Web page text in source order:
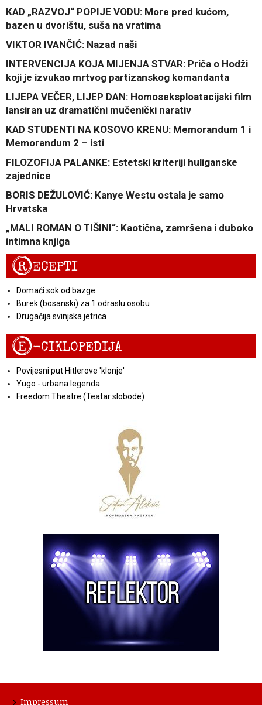
KAD „RAZVOJ“ POPIJE VODU: More pred kućom,
bazen u dvorištu, suša na vratima
VIKTOR IVANČIĆ: Nazad naši
INTERVENCIJA KOJA MIJENJA STVAR: Priča o Hodži
koji je izvukao mrtvog partizanskog komandanta
LIJEPA VEČER, LIJEP DAN: Homoseksploatacijski film
lansiran uz dramatični mučenički narativ
KAD STUDENTI NA KOSOVO KRENU: Memorandum 1 i
Memorandum 2 – isti
FILOZOFIJA PALANKE: Estetski kriteriji huliganske
zajednice
BORIS DEŽULOVIĆ: Kanye Westu ostala je samo
Hrvatska
„MALI ROMAN O TIŠINI“: Kaotična, zamršena i duboko
intimna knjiga
RECEPTI
Domaći sok od bazge
Burek (bosanski) za 1 odraslu osobu
Drugačija svinjska jetrica
E-CIKLOPEDIJA
Povijesni put Hitlerove 'klonje'
Yugo - urbana legenda
Freedom Theatre (Teatar slobode)
Impressum